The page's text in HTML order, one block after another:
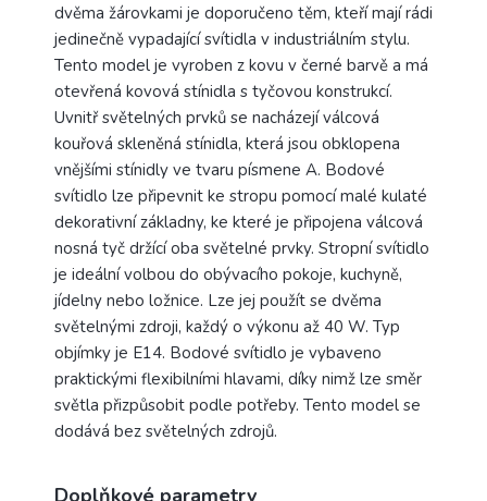
dvěma žárovkami je doporučeno těm, kteří mají rádi
jedinečně vypadající svítidla v industriálním stylu.
Tento model je vyroben z kovu v černé barvě a má
otevřená kovová stínidla s tyčovou konstrukcí.
Uvnitř světelných prvků se nacházejí válcová
kouřová skleněná stínidla, která jsou obklopena
vnějšími stínidly ve tvaru písmene A. Bodové
svítidlo lze připevnit ke stropu pomocí malé kulaté
dekorativní základny, ke které je připojena válcová
nosná tyč držící oba světelné prvky. Stropní svítidlo
je ideální volbou do obývacího pokoje, kuchyně,
jídelny nebo ložnice. Lze jej použít se dvěma
světelnými zdroji, každý o výkonu až 40 W. Typ
objímky je E14. Bodové svítidlo je vybaveno
praktickými flexibilními hlavami, díky nimž lze směr
světla přizpůsobit podle potřeby. Tento model se
dodává bez světelných zdrojů.
Doplňkové parametry